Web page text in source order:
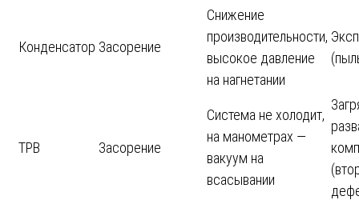
Конденсатор Засорение
Снижение
производительности,
высокое давление
на нагнетании
ТРВ Засорение
Система не холодит,
на манометрах —
вакуум на
всасывании